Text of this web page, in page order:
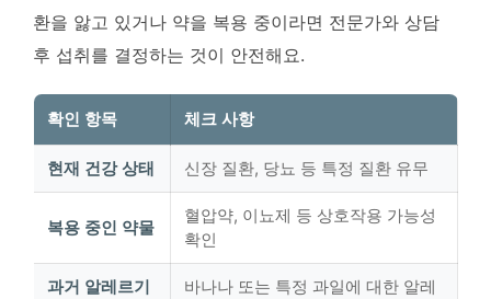
환을 앓고 있거나 약을 복용 중이라면 전문가와 상담
후 섭취를 결정하는 것이 안전해요.
확인 항목 체크 사항
현재 건강 상태 신장 질환, 당뇨 등 특정 질환 유무
복용 중인 약물
혈압약, 이뇨제 등 상호작용 가능성
확인
과거 알레르기
바나나 또는 특정 과일에 대한 알레